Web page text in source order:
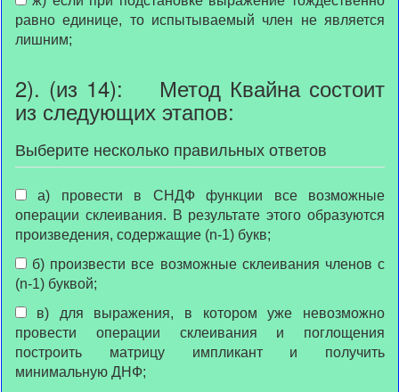
равно единице, то испытываемый член не является
лишним;
2). (из 14): Метод Квайна состоит
из следующих этапов:
Выберите несколько правильных ответов
операции склеивания. В результате этого образуются
произведения, содержащие (n-1) букв;
(n-1) буквой;
провести операции склеивания и поглощения
построить матрицу импликант и получить
минимальную ДНФ;